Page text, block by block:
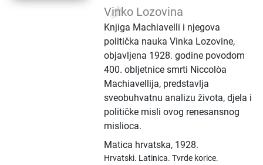
Vinko Lozovina
Knjiga Machiavelli i njegova
politička nauka Vinka Lozovine,
objavljena 1928. godine povodom
400. obljetnice smrti Niccolòa
Machiavellija, predstavlja
sveobuhvatnu analizu života, djela i
političke misli ovog renesansnog
mislioca.
Matica hrvatska, 1928.
Hrvatski. Latinica.Tvrde korice.